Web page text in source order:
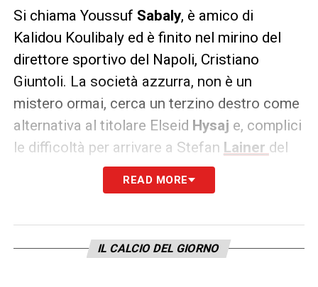
Si chiama Youssuf Sabaly, è amico di
Kalidou Koulibaly ed è finito nel mirino del
direttore sportivo del Napoli, Cristiano
Giuntoli. La società azzurra, non è un
mistero ormai, cerca un terzino destro come
alternativa al titolare Elseid Hysaj e, complici
le difficoltà per arrivare a Stefan Lainer del
Red Bull Salisburgo, guardandosi intorno ha
scorto il profilo del calciatore del Bordeaux.
intervistato OscarDamiani, intermediario
della trattativa per saperne di più
READ MORE
IL CALCIO DEL GIORNO